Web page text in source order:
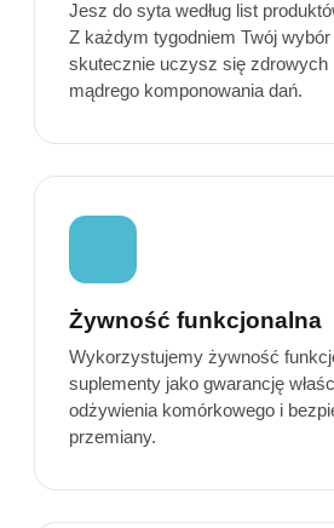
Jesz do syta według list
Z każdym tygodniem Twój
skutecznie uczysz się zdrowych
mądrego komponowania dań.
Żywność funkcjonalna
Wykorzystujemy żywność
suplementy jako gwarancję
odżywienia komórkowego i
przemiany.